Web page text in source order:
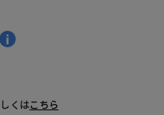
くはこちら